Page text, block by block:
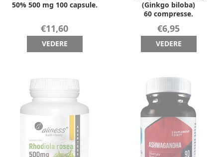
50% 500 mg 100 capsule.
€11,60
VEDERE
(Ginkgo biloba)
60 compresse.
€6,95
VEDERE